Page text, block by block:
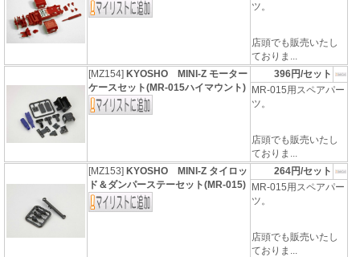
ツ。
店頭でも販売いたし
ておりま...
[MZ154] KYOSHO MINI-Z モーター
ケースセット(MR-015ハイマウント)
396円/セット
MR-015用スペアパー
ツ。
店頭でも販売いたし
ておりま...
[MZ153] KYOSHO MINI-Z タイロッ
ド＆ダンパーステーセット(MR-015)
264円/セット
MR-015用スペアパー
ツ。
店頭でも販売いたし
ておりま...